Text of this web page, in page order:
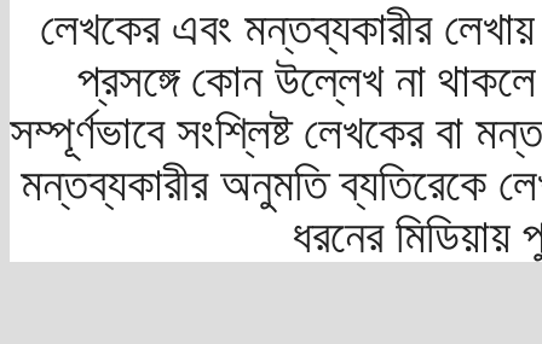
লেখকের এবং মন্তব্যকারীর
প্রসঙ্গে কোন উল্লেখ না
সম্পূর্ণভাবে সংশ্লিষ্ট লেখকের বা
মন্তব্যকারীর অনুমতি ব্যতিরেকে
ধরনের মিডিয়ায়